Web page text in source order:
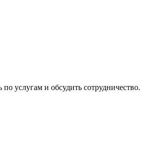
услугам и обсудить сотрудничество.